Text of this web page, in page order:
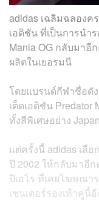
adidas เฉลิมฉลองค
เอดิชัน ที่เป็นการนำ
Mania OG กลับมาอี
ผลิตในเยอรมนี
โดยแบรนด์กีฬาชื่อดั
เต็ดเอดิชัน
ทั้งสีพิเศษอย่าง
แต่ครั้งนี้ adidas เลื
ปี 2002⁣ ให้กลับมาอีก
ปิเอโร ที่เคยโฆษณา
เซนเตอร์รองเท้าคู่นี้